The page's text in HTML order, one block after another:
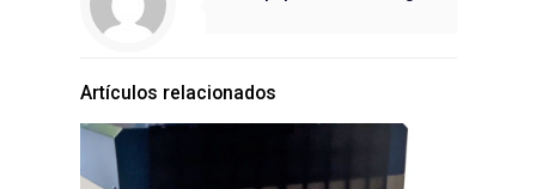
Artículos relacionados